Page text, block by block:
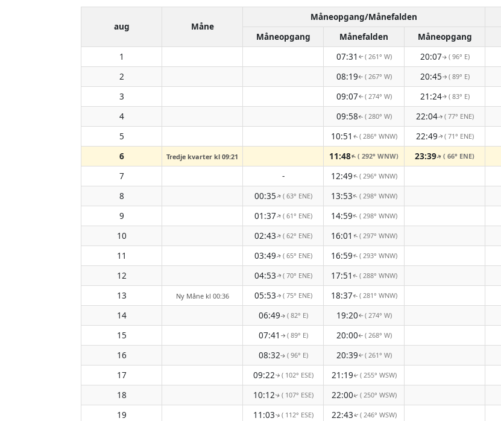
aug Måne
Måneopgang/Månefalden
Måneopgang
Månefalden Måneopgang
1
07:31 ↑( 261° W) 20:07↑ ( 96° E)
2
08:19↑ ( 267° W) 20:45↑ ( 89° E)
3
09:07↑ ( 274° W) 21:24↑ ( 83° E)
4
09:58↑( 280° W) 22:04↑( 77° ENE)
5
10:51 ↑( 286° WNW) 22:49↑( 71° ENE)
6
Tredje kvarter kl 09:21 11:48↑( 292° WNW) 23:39↑( 66° ENE)
7
- 12:49↑( 296° WNW)
8
00:35↑( 63° ENE) 13:53↑( 298° WNW)
9
01:37↑( 61° ENE) 14:59↑( 298° WNW)
10
02:43↑( 62° ENE) 16:01 ↑( 297° WNW)
11
03:49↑( 65° ENE) 16:59↑( 293° WNW)
12
04:53↑( 70° ENE) 17:51 ↑( 288° WNW)
13
Ny Måne kl 00:36 05:53↑( 75° ENE) 18:37↑( 281° WNW)
14
06:49↑( 82° E) 19:20↑ ( 274° W)
15
07:41 ↑ ( 89° E) 20:00↑ ( 268° W)
16
08:32↑ ( 96° E) 20:39↑( 261° W)
17
09:22↑( 102° ESE) 21:19↑( 255° WSW)
18
10:12↑( 107° ESE) 22:00↑( 250° WSW)
19
11:03↑( 112° ESE) 22:43↑( 246° WSW)